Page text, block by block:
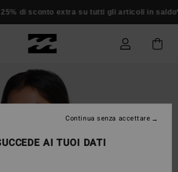
di sconto extra su tutti gli articoli in saldo*
AI TUOI DATI
Continua senza accettare